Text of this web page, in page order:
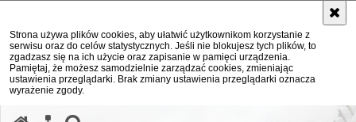
Strona używa plików cookies, aby ułatwić użytkownikom korzystanie z
serwisu oraz do celów statystycznych. Jeśli nie blokujesz tych plików, to
zgadzasz się na ich użycie oraz zapisanie w pamięci urządzenia.
Pamiętaj, że możesz samodzielnie zarządzać cookies, zmieniając
ustawienia przeglądarki. Brak zmiany ustawienia przeglądarki oznacza
wyrażenie zgody.